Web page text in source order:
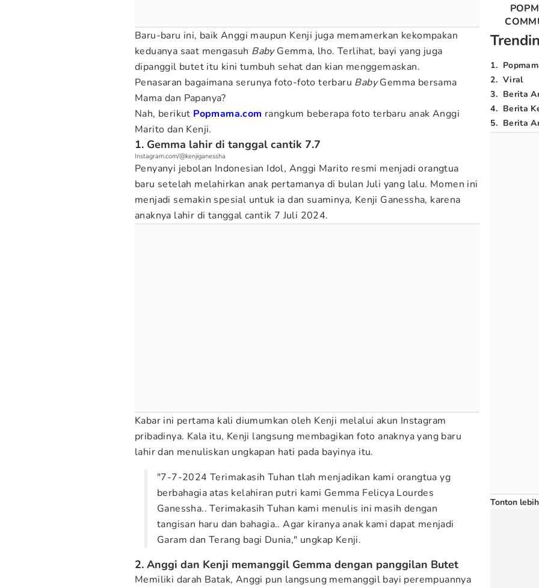
Baru-baru ini, baik Anggi maupun Kenji juga memamerkan kekompakan
keduanya saat mengasuh BabyGemma, lho. Terlihat, bayi yang juga
dipanggil butet itu kini tumbuh sehat dan kian menggemaskan.
Penasaran bagaimana serunya foto-foto terbaru BabyGemma bersama
Mama dan Papanya?
Nah, berikut Popmama.com rangkum beberapa foto terbaru anak Anggi
Marito dan Kenji.
1. Gemma lahir di tanggal cantik 7.7
Instagram.com/@kenjiganessha
Penyanyi jebolan Indonesian Idol, Anggi Marito resmi menjadi orangtua
baru setelah melahirkan anak pertamanya di bulan Juli yang lalu. Momen ini
menjadi semakin spesial untuk ia dan suaminya, Kenji Ganessha, karena
anaknya lahir di tanggal cantik 7 Juli 2024.
Kabar ini pertama kali diumumkan oleh Kenji melalui akun Instagram
pribadinya. Kala itu, Kenji langsung membagikan foto anaknya yang baru
lahir dan menuliskan ungkapan hati pada bayinya itu.
"7-7-2024 Terimakasih Tuhan tlah menjadikan kami orangtua yg
berbahagia atas kelahiran putri kami Gemma Felicya Lourdes
Ganessha.. Terimakasih Tuhan kami menulis ini masih dengan
tangisan haru dan bahagia.. Agar kiranya anak kami dapat menjadi
Garam dan Terang bagi Dunia," ungkap Kenji.
2. Anggi dan Kenji memanggil Gemma dengan panggilan Butet
Memiliki darah Batak, Anggi pun langsung memanggil bayi perempuannya
1.
2. Viral
3. Berita
4. Berita
5. Berita
Tonton